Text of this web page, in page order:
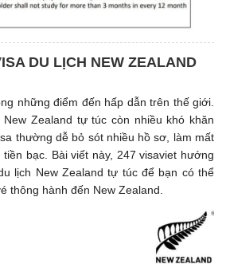
DU LỊCH NEW ZEALAND
những điểm đến hấp dẫn trên thế giới.
Zealand tự túc còn nhiều khó khăn
thường dễ bỏ sót nhiều hồ sơ, làm mất
bạc. Bài viết này, 247 visaviet hướng
lịch New Zealand tự túc để bạn có thể
thông hành đến New Zealand.